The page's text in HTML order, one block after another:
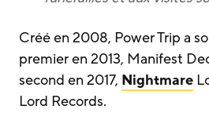
Créé en 2008, Power Trip a
premier en 2013, Manifest
second en 2017, Nightmare
Lord Records.